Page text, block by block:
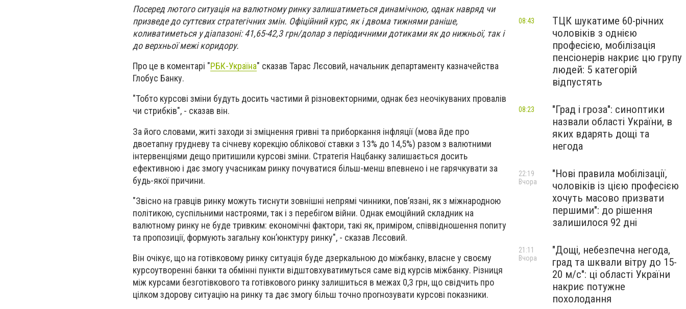
Посеред лютого ситуація на валютному ринку залишатиметься динамічною, однак навряд чи
призведе до суттєвих стратегічних змін. Офіційний курс, як і двома тижнями раніше,
коливатиметься у діапазоні: 41,65-42,3 грн/долар з періодичними дотиками як до нижньої, так і
до верхньої межі коридору.
Про це в коментарі "РБК-Україна" сказав Тарас Лєсовий, начальник департаменту казначейства
Глобус Банку.
"Тобто курсові зміни будуть досить частими й різновекторними, однак без неочікуваних провалів
чи стрибків", - сказав він.
За його словами, житі заходи зі зміцнення гривні та приборкання інфляції (мова йде про
двоетапну грудневу та січневу корекцію облікової ставки з 13% до 14,5%) разом з валютними
інтервенціями дещо притишили курсові зміни. Стратегія Нацбанку залишається досить
ефективною і дає змогу учасникам ринку почуватися більш-менш впевнено і не гарячкувати за
будь-якої причини.
"Звісно на гравців ринку можуть тиснути зовнішні непрямі чинники, пов’язані, як з міжнародною
політикою, суспільними настроями, так і з перебігом війни. Однак емоційний складник на
валютному ринку не буде тривким: економічні фактори, такі як, приміром, співвідношення попиту
та пропозиції, формують загальну кон’юнктуру ринку", - сказав Лєсовий.
Він очікує, що на готівковому ринку ситуація буде дзеркальною до міжбанку, власне у своєму
курсоутворенні банки та обмінні пункти відштовхуватимуться саме від курсів міжбанку. Різниця
між курсами безготівкового та готівкового ринку залишиться в межах 0,3 грн, що свідчить про
цілком здорову ситуацію на ринку та дає змогу більш точно прогнозувати курсові показники.
ТЦК шукатиме 60-річних
чоловіків з однією
професією, мобілізація
пенсіонерів накриє цю групу
людей: 5 категорій
відпустять
08:43
"Град і гроза": синоптики
назвали області України, в
яких вдарять дощі та
негода
08:23
"Нові правила мобілізації,
чоловіків із цією професією
хочуть масово призвати
першими": до рішення
залишилося 92 дні
22:19
Вчора
"Дощі, небезпечна негода,
град та шквали вітру до 15-
20 м/с": ці області України
накриє потужне
похолодання
21:11
Вчора